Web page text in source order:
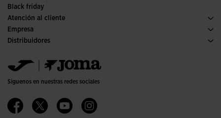
Black friday
Atención al cliente
Condiciones de compra
Transporte y entrega
Preguntas frecuentes
Empresa
Historia
Política de calidad y medio ambiente
Trabaja con nosotros
Proyectos subvencionados
Canal ético
Distribuidores
Jomanet
Área marketing
Contacto
Siguenos en nuestras redes sociales